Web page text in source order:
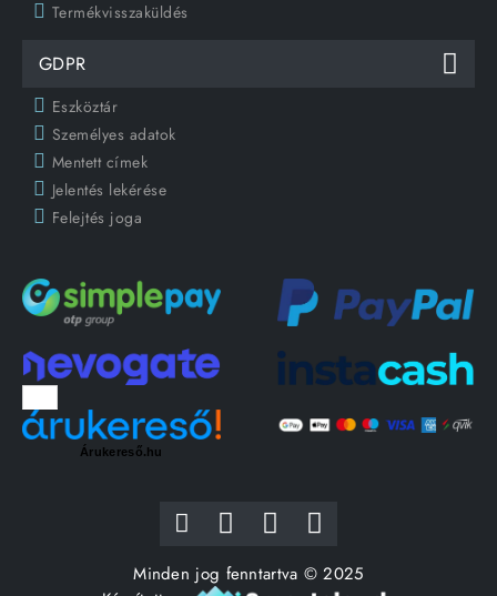
Termékvisszaküldés
GDPR
Eszköztár
Személyes adatok
Mentett címek
Jelentés lekérése
Felejtés joga
Árukereső.hu
Minden jog fenntartva © 2025